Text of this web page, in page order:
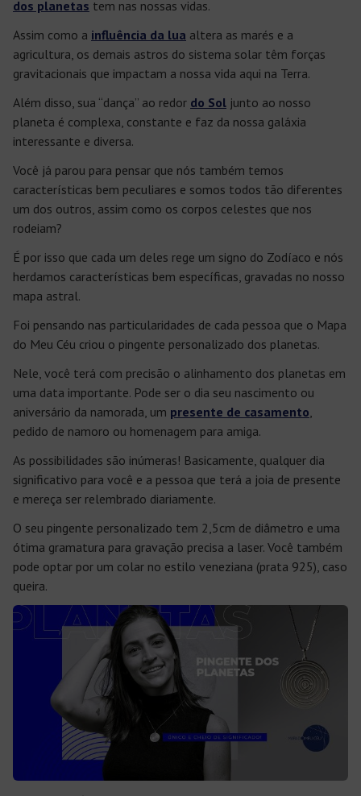
dos planetas tem nas nossas vidas.
Assim como a influência da lua altera as marés e a
agricultura, os demais astros do sistema solar têm forças
gravitacionais que impactam a nossa vida aqui na Terra.
Além disso, sua “dança” ao redor do Sol junto ao nosso
planeta é complexa, constante e faz da nossa galáxia
interessante e diversa.
Você já parou para pensar que nós também temos
características bem peculiares e somos todos tão diferentes
um dos outros, assim como os corpos celestes que nos
rodeiam?
É por isso que cada um deles rege um signo do Zodíaco e nós
herdamos características bem específicas, gravadas no nosso
mapa astral.
Foi pensando nas particularidades de cada pessoa que o Mapa
do Meu Céu criou o pingente personalizado dos planetas.
Nele, você terá com precisão o alinhamento dos planetas em
uma data importante. Pode ser o dia seu nascimento ou
aniversário da namorada, um presente de casamento,
pedido de namoro ou homenagem para amiga.
As possibilidades são inúmeras! Basicamente, qualquer dia
significativo para você e a pessoa que terá a joia de presente
e mereça ser relembrado diariamente.
O seu pingente personalizado tem 2,5cm de diâmetro e uma
ótima gramatura para gravação precisa a laser. Você também
pode optar por um colar no estilo veneziana (prata 925), caso
queira.